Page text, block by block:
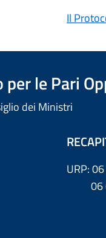
Il
le Pari
dei Ministri
URP:
06